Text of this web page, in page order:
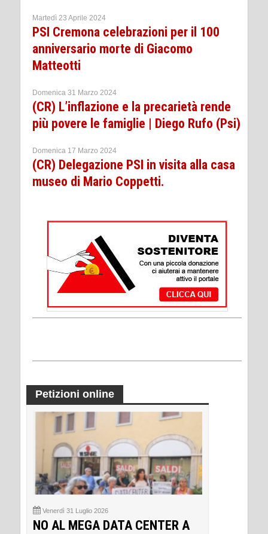
Martedì 23 Aprile 2024
PSI Cremona celebrazioni per il 100
anniversario morte di Giacomo
Matteotti
Domenica 31 Marzo 2024
(CR) L’inflazione e la precarietà rende
più povere le famiglie | Diego Rufo (Psi)
Domenica 17 Marzo 2024
(CR) Delegazione PSI in visita alla casa
museo di Mario Coppetti.
Petizioni online
Venerdì 31 Luglio 2026
NO AL MEGA DATA CENTER A